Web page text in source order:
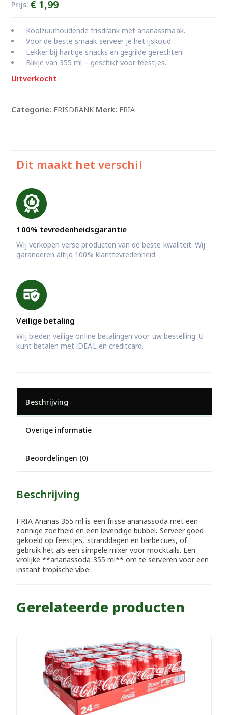
Prijs: €1,99
Koolzuurhoudende frisdrank met ananassmaak.
Voor de beste smaak serveer je het ijskoud.
Lekker bij hartige snacks en gegrilde gerechten.
Blikje van 355 ml – geschikt voor feestjes.
Uitverkocht
Categorie: FRISDRANK Merk: FRIA
Dit maakt het verschil
100% tevredenheidsgarantie
Wij verkopen verse producten van de beste kwaliteit. Wij
garanderen altijd 100% klanttevredenheid.
Veilige betaling
Wij bieden veilige online betalingen voor uw bestelling. U
kunt betalen met iDEAL en creditcard.
Beschrijving
Overige informatie
Beoordelingen (0)
Beschrijving
FRIA Ananas 355 ml is een frisse ananassoda met een
zonnige zoetheid en een levendige bubbel. Serveer goed
gekoeld op feestjes, stranddagen en barbecues, of
gebruik het als een simpele mixer voor mocktails. Een
vrolijke **ananassoda 355 ml** om te serveren voor een
instant tropische vibe.
Gerelateerde producten